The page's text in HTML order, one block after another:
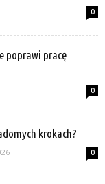
0
poprawi pracę
0
krokach?
0